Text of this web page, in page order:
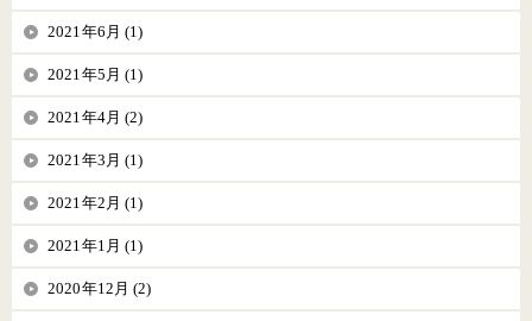
2021年6月 (1)
2021年5月 (1)
2021年4月 (2)
2021年3月 (1)
2021年2月 (1)
2021年1月 (1)
2020年12月 (2)